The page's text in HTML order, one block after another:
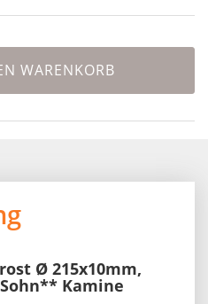
WARENKORB
Ø 215x10mm,
Kamine